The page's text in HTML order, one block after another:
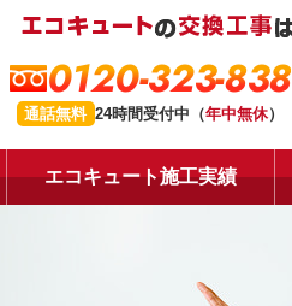
0120-323-838
通話無料 24時間受付中（年中無休）
エコキュート施工実績